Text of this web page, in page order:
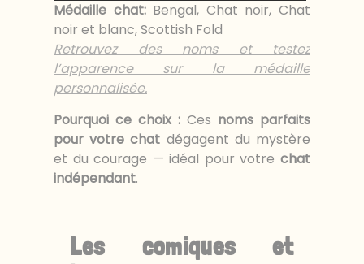
Médaille chat:Bengal, Chat noir, Chat
noir et blanc, Scottish Fold
Retrouvez des noms et testez
l’apparence sur la médaille
personnalisée.
Pourquoi ce choix : Ces noms parfaits
pour votre chat dégagent du mystère
et du courage — idéal pour votre chat
indépendant.
Les comiques et